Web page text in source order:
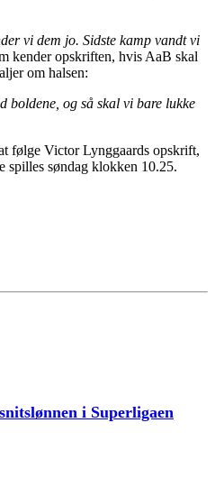
vi dem jo. Sidste kamp vandt vi
kender opskriften, hvis AaB skal
om halsen:
boldene, og så skal vi bare lukke
følge Victor Lynggaards opskrift,
spilles søndag klokken 10.25.
i Superligaen